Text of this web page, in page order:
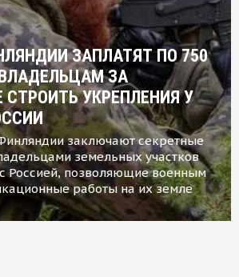
ЗАПЛАТЯТ ПО 750
ЗА
СТРОИТЬ УКРЕПЛЕНИЯ У
заключают секретные
земельных участков
Россией, позволяющие военным
работы на их земле